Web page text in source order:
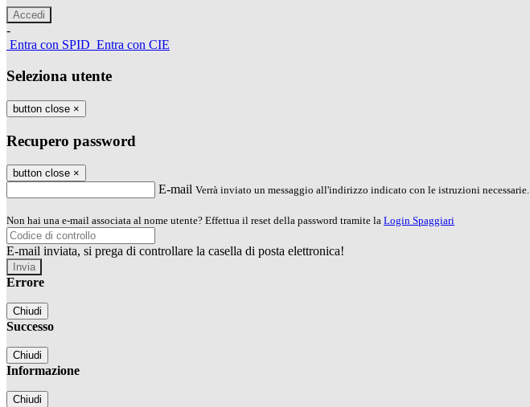
-
Entra con SPID Entra con CIE
Seleziona utente
button close ×
Recupero password
button close ×
E-mail Verrà inviato un messaggio all'indirizzo indicato con le istruzioni necessarie.
Non hai una e-mail associata al nome utente? Effettua il reset della password tramite la Login Spaggiari
E-mail inviata, si prega di controllare la casella di posta elettronica!
Errore
Chiudi
Successo
Chiudi
Informazione
Chiudi